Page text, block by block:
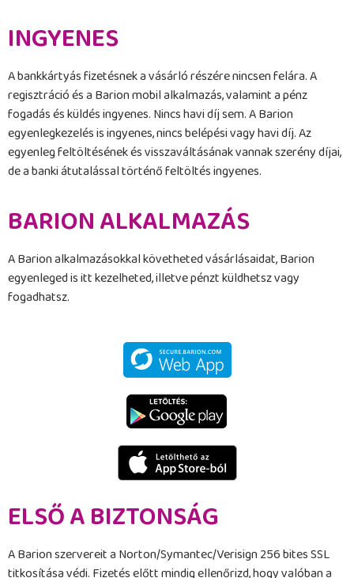
INGYENES
A bankkártyás fizetésnek a vásárló részére nincsen felára. A
regisztráció és a Barion mobil alkalmazás, valamint a pénz
fogadás és küldés ingyenes. Nincs havi díj sem. A Barion
egyenlegkezelés is ingyenes, nincs belépési vagy havi díj. Az
egyenleg feltöltésének és visszaváltásának vannak szerény díjai,
de a banki átutalással történő feltöltés ingyenes.
BARION ALKALMAZÁS
A Barion alkalmazásokkal követheted vásárlásaidat, Barion
egyenleged is itt kezelheted, illetve pénzt küldhetsz vagy
fogadhatsz.
ELSŐ A BIZTONSÁG
A Barion szervereit a Norton/Symantec/Verisign 256 bites SSL
titkosítása védi. Fizetés előtt mindig ellenőrizd, hogy valóban a